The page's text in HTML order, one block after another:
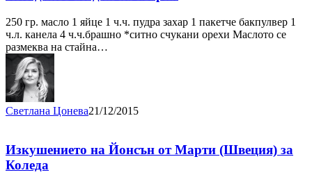
250 гр. масло 1 яйце 1 ч.ч. пудра захар 1 пакетче бакпулвер 1
ч.л. канела 4 ч.ч.брашно *ситно счукани орехи Маслото се
размеква на стайна…
Светлана Цонева21/12/2015
Изкушението на Йонсън от Марти (Швеция) за
Коледа